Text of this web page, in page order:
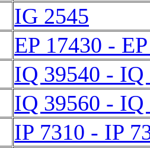
IG 2545
EP 17430 -
IQ 39540 - IQ
IQ 39560 - IQ
IP 7310 - IP